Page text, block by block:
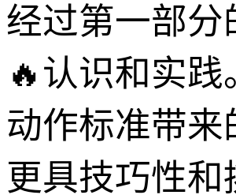
经过第一部分
🔥认识和实
动作标准带来
更具技巧性